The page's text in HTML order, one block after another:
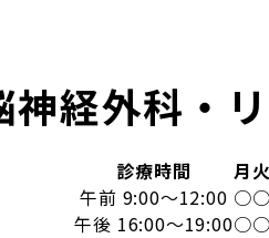
神経外科・
診療時間 月火
午前 9:00～12:00 ○○
午後 16:00～19:00○○